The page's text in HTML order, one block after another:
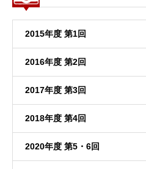
2015年度 第1回
2016年度 第2回
2017年度 第3回
2018年度 第4回
2020年度 第5・6回